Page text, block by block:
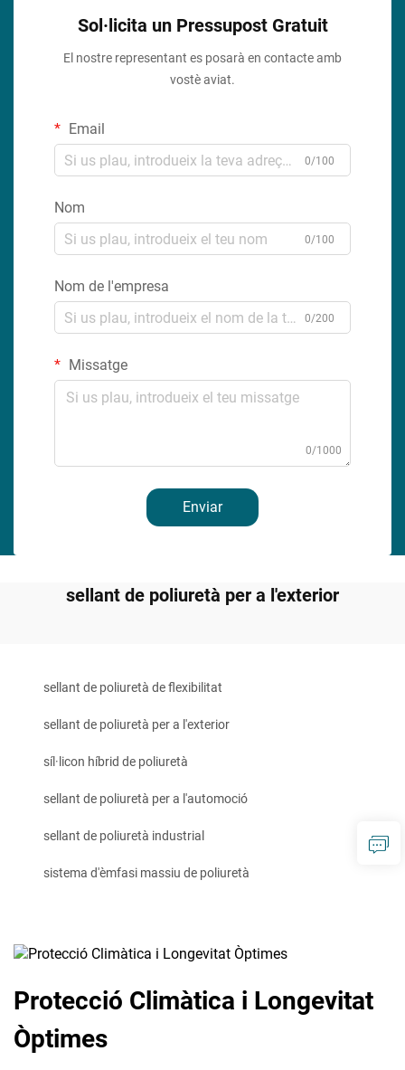
Sol·licita un Pressupost Gratuit
El nostre representant es posarà en contacte amb
vostè aviat.
Email
0/100
Nom
0/100
Nom de l'empresa
0/200
Missatge
0/1000
Enviar
sellant de poliuretà per a l'exterior
sellant de poliuretà de flexibilitat
sellant de poliuretà per a l'exterior
síl·licon híbrid de poliuretà
sellant de poliuretà per a l'automoció
sellant de poliuretà industrial
sistema d'èmfasi massiu de poliuretà
Protecció Climàtica i Longevitat
Òptimes